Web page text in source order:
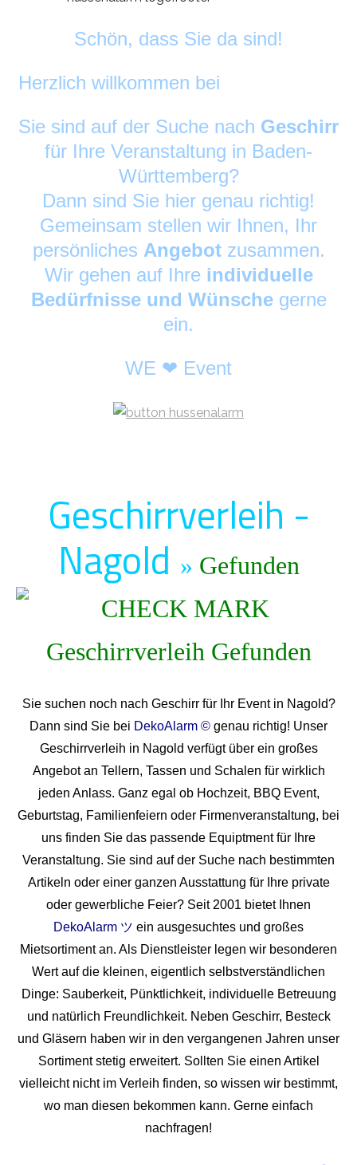
Schön, dass Sie da sind!
Herzlich willkommen bei
Sie sind auf der Suche nach Geschirr
für Ihre Veranstaltung in Baden-
Württemberg?
Dann sind Sie hier genau richtig!
Gemeinsam stellen wir Ihnen, Ihr
persönliches Angebot zusammen.
Wir gehen auf Ihre individuelle
Bedürfnisse und Wünschegerne
ein.
WE ❤ Event
Geschirrverleih -
Nagold » Gefunden
Sie suchen noch nach Geschirr für Ihr Event in Nagold?
Dann sind Sie bei DekoAlarm © genau richtig! Unser
Geschirrverleih in Nagold verfügt über ein großes
Angebot an Tellern, Tassen und Schalen für wirklich
jeden Anlass. Ganz egal ob Hochzeit, BBQ Event,
Geburtstag, Familienfeiern oder Firmenveranstaltung, bei
uns finden Sie das passende Equiptment für Ihre
Veranstaltung. Sie sind auf der Suche nach bestimmten
Artikeln oder einer ganzen Ausstattung für Ihre private
oder gewerbliche Feier? Seit 2001 bietet Ihnen
DekoAlarm ツ ein ausgesuchtes und großes
Mietsortiment an. Als Dienstleister legen wir besonderen
Wert auf die kleinen, eigentlich selbstverständlichen
Dinge: Sauberkeit, Pünktlichkeit, individuelle Betreuung
und natürlich Freundlichkeit. Neben Geschirr, Besteck
und Gläsern haben wir in den vergangenen Jahren unser
Sortiment stetig erweitert. Sollten Sie einen Artikel
vielleicht nicht im Verleih finden, so wissen wir bestimmt,
wo man diesen bekommen kann. Gerne einfach
nachfragen!